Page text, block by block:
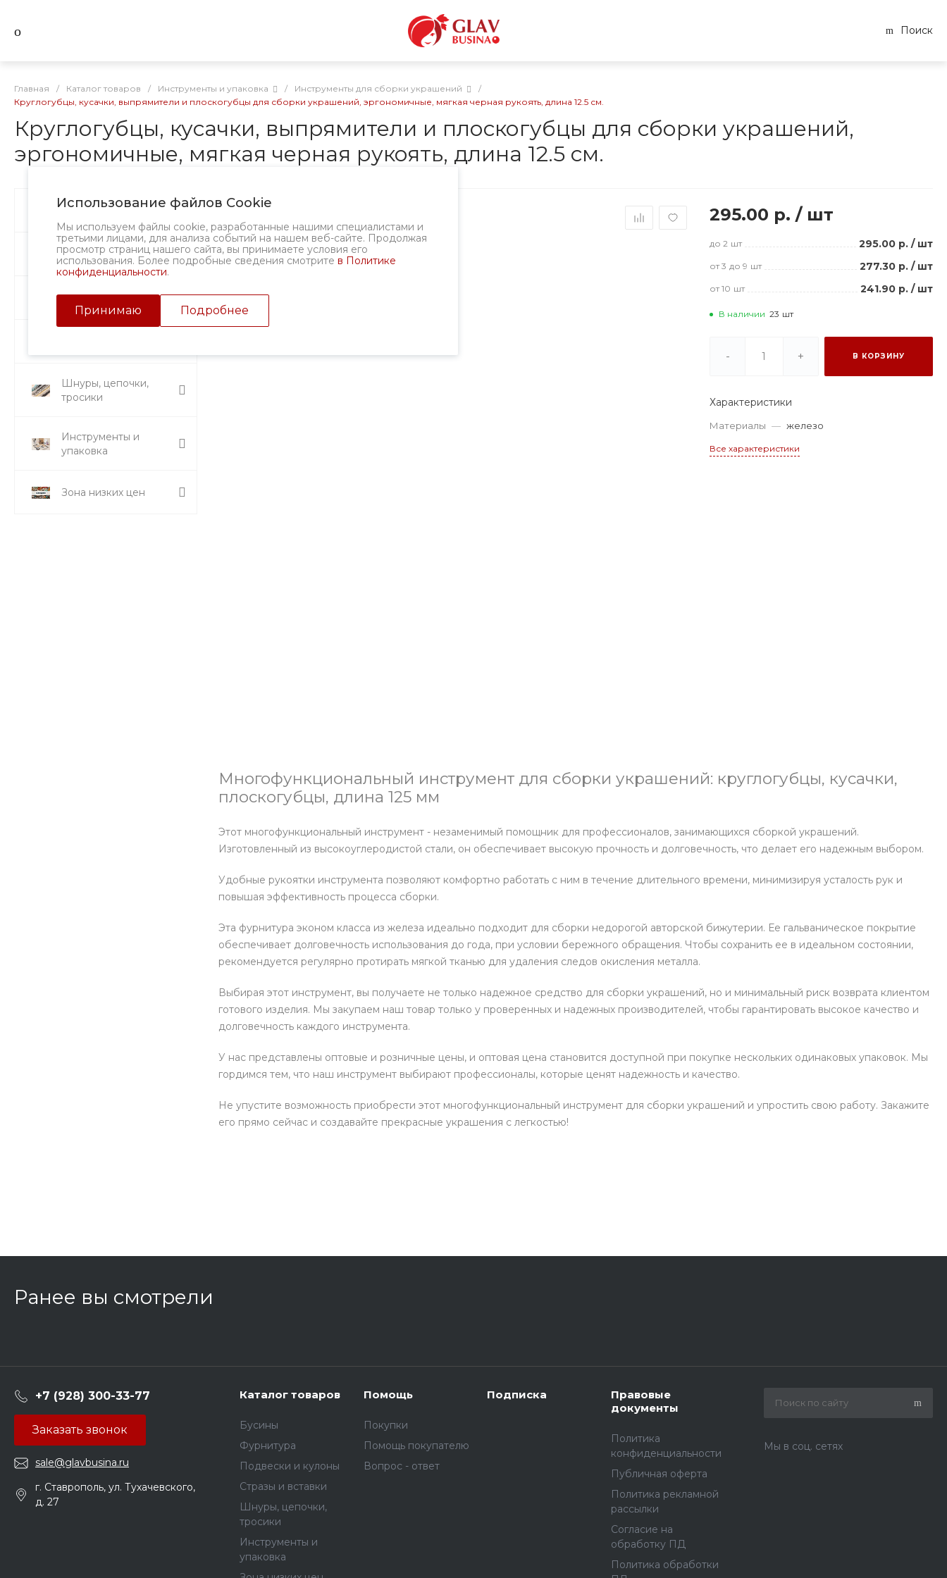
Поиск
Главная / Каталог товаров / Инструменты и упаковка / Инструменты для сборки украшений
/
Круглогубцы, кусачки, выпрямители и плоскогубцы для сборки украшений, эргономичные, мягкая черная рукоять, длина 12.5 см.
Круглогубцы, кусачки, выпрямители и плоскогубцы для сборки украшений,
эргономичные, мягкая черная рукоять, длина 12.5 см.
Использование файлов Cookie
Мы используем файлы cookie, разработанные нашими специалистами и
третьими лицами, для анализа событий на нашем веб-сайте. Продолжая
просмотр страниц нашего сайта, вы принимаете условия его
использования. Более подробные сведения смотрите в Политике
конфиденциальности.
Принимаю Подробнее
Бусины
Фурнитура
Подвески и кулоны
Шнуры, цепочки,
тросики
Инструменты и
упаковка
Зона низких цен
295.00 р./ шт
до 2 шт 295.00 р. / шт
от 3 до 9 шт 277.30 р. / шт
от 10 шт 241.90 р. / шт
В наличии 23 шт
- + В КОРЗИНУ
Характеристики
Материалы — железо
Все характеристики
Многофункциональный инструмент для сборки украшений: круглогубцы, кусачки,
плоскогубцы, длина 125 мм
Этот многофункциональный инструмент - незаменимый помощник для профессионалов, занимающихся сборкой украшений.
Изготовленный из высокоуглеродистой стали, он обеспечивает высокую прочность и долговечность, что делает его надежным выбором.
Удобные рукоятки инструмента позволяют комфортно работать с ним в течение длительного времени, минимизируя усталость рук и
повышая эффективность процесса сборки.
Эта фурнитура эконом класса из железа идеально подходит для сборки недорогой авторской бижутерии. Ее гальваническое покрытие
обеспечивает долговечность использования до года, при условии бережного обращения. Чтобы сохранить ее в идеальном состоянии,
рекомендуется регулярно протирать мягкой тканью для удаления следов окисления металла.
Выбирая этот инструмент, вы получаете не только надежное средство для сборки украшений, но и минимальный риск возврата клиентом
готового изделия. Мы закупаем наш товар только у проверенных и надежных производителей, чтобы гарантировать высокое качество и
долговечность каждого инструмента.
У нас представлены оптовые и розничные цены, и оптовая цена становится доступной при покупке нескольких одинаковых упаковок. Мы
гордимся тем, что наш инструмент выбирают профессионалы, которые ценят надежность и качество.
Не упустите возможность приобрести этот многофункциональный инструмент для сборки украшений и упростить свою работу. Закажите
его прямо сейчас и создавайте прекрасные украшения с легкостью!
Ранее вы смотрели
+7 (928) 300-33-77
Заказать звонок
sale@glavbusina.ru
г. Ставрополь, ул. Тухачевского,
д. 27
Каталог товаров
Бусины
Фурнитура
Подвески и кулоны
Стразы и вставки
Шнуры, цепочки,
тросики
Инструменты и
упаковка
Помощь
Покупки
Помощь покупателю
Вопрос - ответ
Подписка
Правовые
документы
Политика
конфиденциальности
Публичная оферта
Политика рекламной
рассылки
Согласие на
обработку ПД
Политика обработки
Мы в соц. сетях